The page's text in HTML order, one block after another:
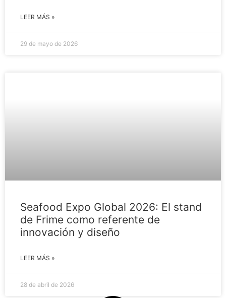
LEER MÁS »
29 de mayo de 2026
Seafood Expo Global 2026: El stand
de Frime como referente de
innovación y diseño
LEER MÁS »
28 de abril de 2026